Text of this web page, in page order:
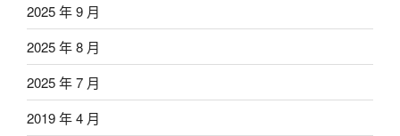
2025 年 9 月
2025 年 8 月
2025 年 7 月
2019 年 4 月